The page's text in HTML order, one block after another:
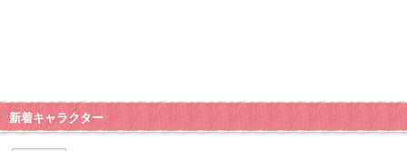
新着キャラクター